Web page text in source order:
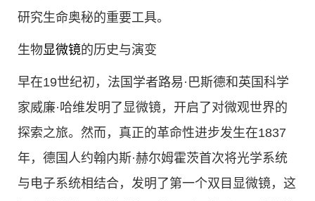
研究生命奥秘的重要工具。
生物显微镜的历史与演变
早在19世纪初，法国学者路易·巴斯德和英国科学
家威廉·哈维发明了显微镜，开启了对微观世界的
探索之旅。然而，真正的革命性进步发生在1837
年，德国人约翰内斯·赫尔姆霍茨首次将光学系统
与电子系统相结合，发明了第一个双目显微镜，这